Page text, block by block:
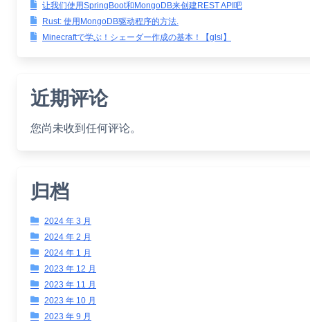
让我们使用SpringBoot和MongoDB来创建REST API吧
Rust: 使用MongoDB驱动程序的方法.
Minecraftで学ぶ！シェーダー作成の基本！【glsl】
近期评论
您尚未收到任何评论。
归档
2024 年 3 月
2024 年 2 月
2024 年 1 月
2023 年 12 月
2023 年 11 月
2023 年 10 月
2023 年 9 月